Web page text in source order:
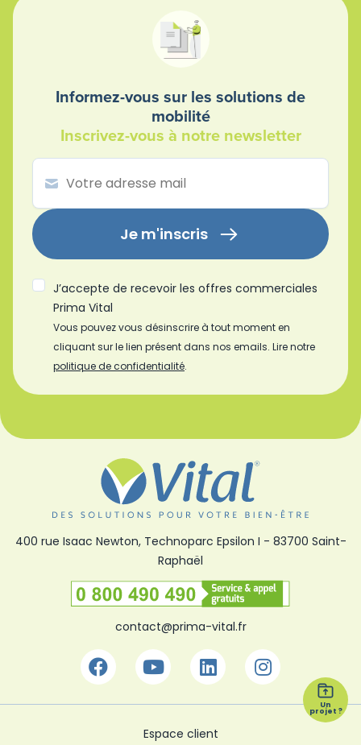
Un
projet ?
Informez-vous sur les solutions de
mobilité
Inscrivez-vous à notre newsletter
Je m'inscris
J’accepte de recevoir les offres commerciales
Prima Vital
Vous pouvez vous désinscrire à tout moment en
cliquant sur le lien présent dans nos emails. Lire notre
politique de confidentialité.
400 rue Isaac Newton, Technoparc Epsilon I - 83700 Saint-
Raphaël
contact@prima-vital.fr
Facebook
YoutubeLinkedin
Espace client